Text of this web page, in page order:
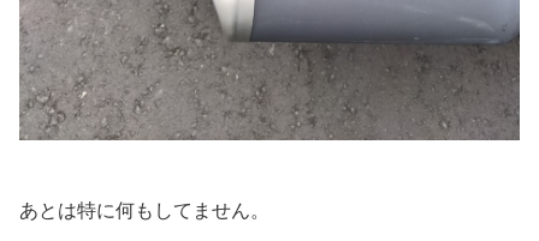
あとは特に何もしてません。